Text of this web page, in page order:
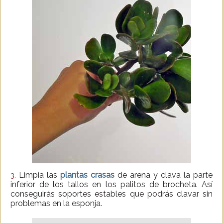
3. Limpia las plantas crasas de arena y clava la parte
inferior de los tallos en los palitos de brocheta. Así
conseguirás soportes estables que podrás clavar sin
problemas en la esponja.